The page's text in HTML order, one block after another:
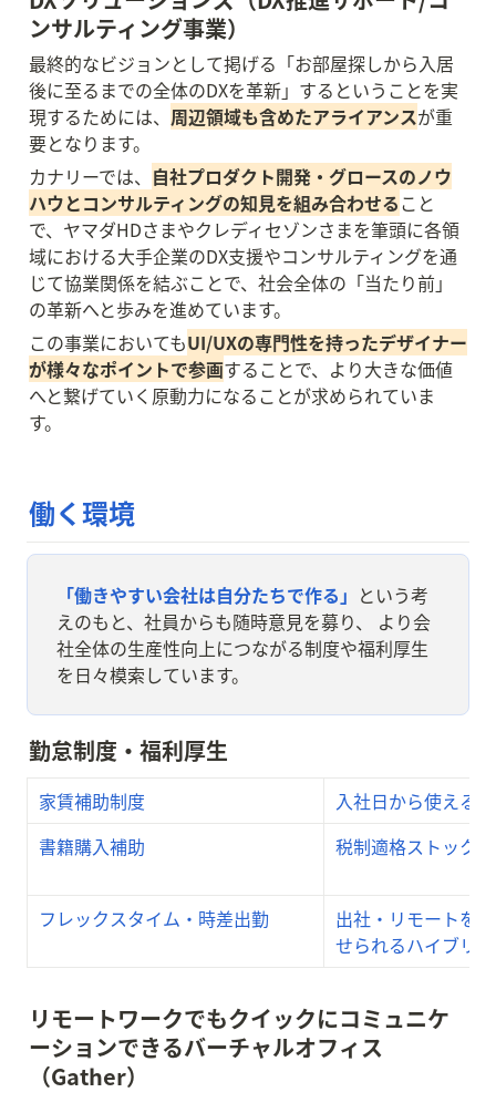
ンサルティング事業）
最終的なビジョンとして掲げる「お部屋探しから入居
後に至るまでの全体のDXを革新」するということを実
現するためには、 周辺領域も含めたアライアンスが重
要となります。
カナリーでは、 自社プロダクト開発・グロースのノウ
ハウとコンサルティングの知見を組み合わせること
で、ヤマダHDさまやクレディセゾンさまを筆頭に各領
域における大手企業のDX支援やコンサルティングを通
じて協業関係を結ぶことで、社会全体の「当たり前」
の革新へと歩みを進めています。
この事業においてもUI/UXの専門性を持ったデザイナー
が様々なポイントで参画することで、より大きな価値
へと繋げていく原動力になることが求められていま
す。
働く環境
「働きやすい会社は自分たちで作る」 という考
えのもと、社員からも随時意見を募り、 より会
社全体の生産性向上につながる制度や福利厚生
を日々模索しています。
勤怠制度・福利厚生
家賃補助制度
入社日から使える
書籍購入補助
税制適格ストック
フレックスタイム・時差出勤
出社・リモートを
せられるハイブリ
リモートワークでもクイックにコミュニケ
ーションできるバーチャルオフィス
（Gather）